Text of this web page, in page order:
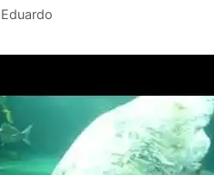
Eduardo